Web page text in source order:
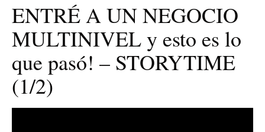
ENTRÉ A UN NEGOCIO
MULTINIVEL y esto es lo
que pasó! – STORYTIME
(1/2)